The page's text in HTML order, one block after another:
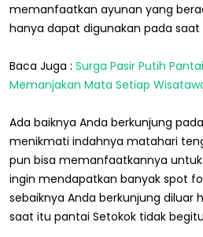
memanfaatkan ayunan yang
hanya dapat digunakan pada saat
Baca Juga : Surga Pasir Putih
Memanjakan Mata Setiap
Ada baiknya Anda berkunjung
menikmati indahnya matahari
pun bisa memanfaatkannya
ingin mendapatkan banyak spot
sebaiknya Anda berkunjung diluar
saat itu pantai Setokok tidak